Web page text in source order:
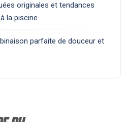
originales et tendances
la piscine
parfaite de douceur et